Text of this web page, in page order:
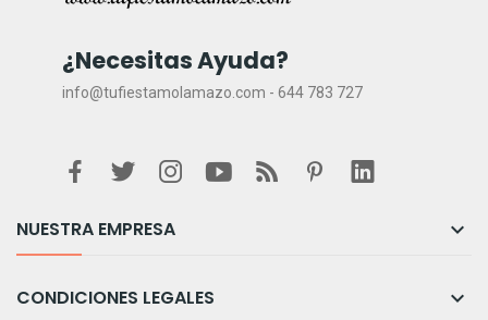
¿Necesitas Ayuda?
info@tufiestamolamazo.com - 644 783 727
NUESTRA EMPRESA 
CONDICIONES LEGALES 